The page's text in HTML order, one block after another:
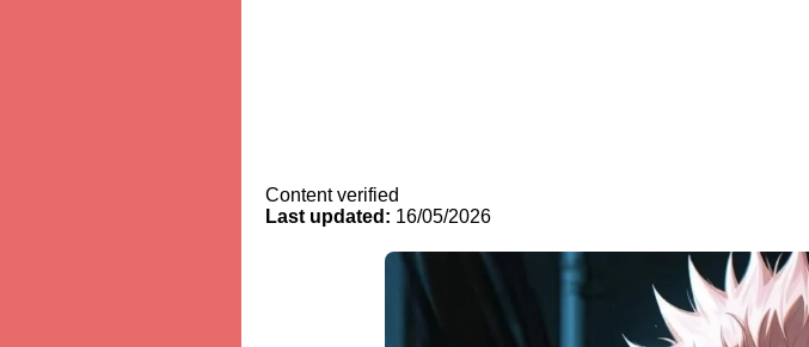
Content verified
Last updated: 16/05/2026